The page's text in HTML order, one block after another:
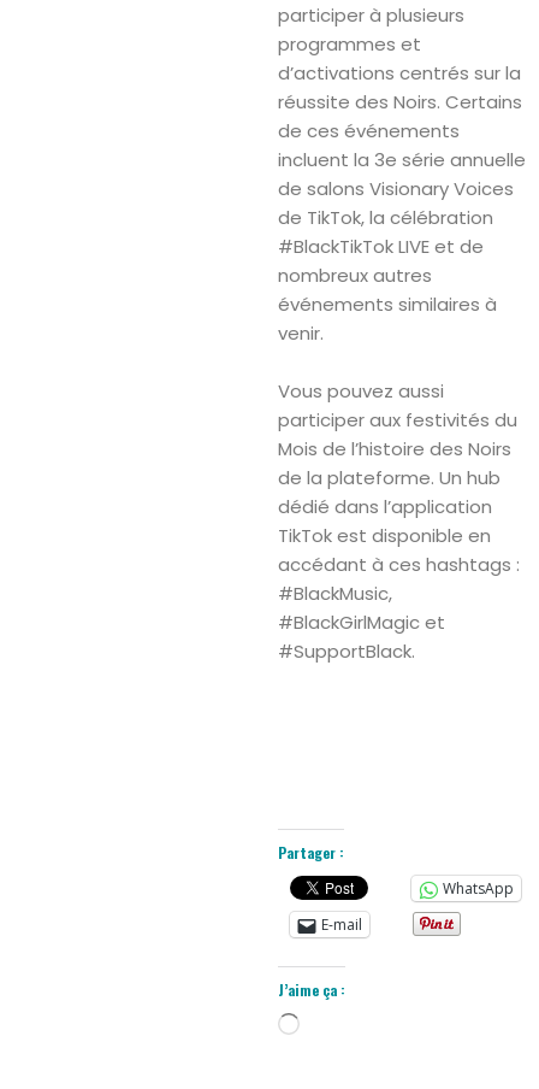
Search
participer à plusieurs
programmes et
d’activations centrés sur la
réussite des Noirs. Certains
de ces événements
incluent la 3e série annuelle
de salons Visionary Voices
de TikTok, la célébration
#BlackTikTok LIVE et de
nombreux autres
événements similaires à
venir.
Vous pouvez aussi
participer aux festivités du
Mois de l’histoire des Noirs
de la plateforme. Un hub
dédié dans l’application
TikTok est disponible en
accédant à ces hashtags :
#BlackMusic,
#BlackGirlMagic et
#SupportBlack.
Partager :
WhatsApp
E-mail
J’aime ça :
Chargement…